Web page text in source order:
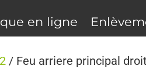
en ligne
/ Feu arriere principal